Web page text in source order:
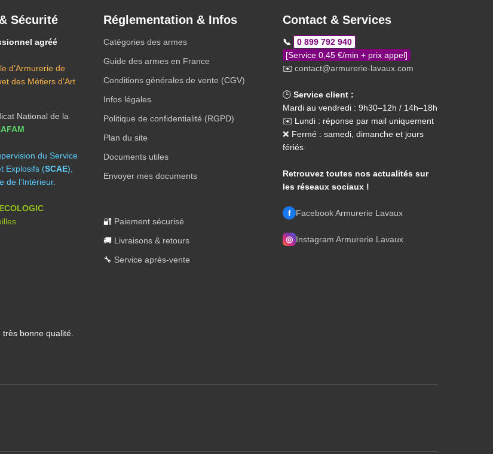
Sécurité
agréé
d’Armurerie de
des Métiers d’Art
National de la
du Service
Explosifs (SCAE),
de l’Intérieur.
ECOLOGIC
Réglementation & Infos
Catégories des armes
Guide des armes en France
Conditions générales de vente (CGV)
Infos légales
Politique de confidentialité (RGPD)
Plan du site
Documents utiles
Envoyer mes documents
🔐 Paiement sécurisé
🚚 Livraisons & retours
🔧 Service après-vente
Contact & Services
📞
0 899 792 940
[Service 0,45 €/min + prix appel]
✉️ contact@armurerie-lavaux.com
🕒 Service client :
Mardi au vendredi : 9h30–12h / 14h–18h
✉️ Lundi : réponse par mail uniquement
❌ Fermé : samedi, dimanche et jours
fériés
Retrouvez toutes nos actualités sur
les réseaux sociaux !
f Facebook Armurerie Lavaux
◎ Instagram Armurerie Lavaux
bonne qualité.